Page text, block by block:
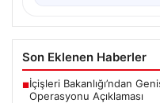
Son Eklenen Haberler
■İçişleri Bakanlığı’ndan
Operasyonu Açıklaması